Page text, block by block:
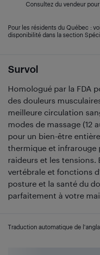
Survol
Homologué par la FDA
des douleurs
meilleure circulation
modes de massage (12
pour un bien-être
thermique et infrarouge
raideurs et les
vertébrale et fonctions
posture et la santé du
parfaitement à votre
Traduction automatique de
Consultez du vendeur pour
Pour les résidents du Québec :
disponibilité dans la section